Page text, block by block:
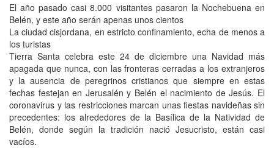
El año pasado casi 8.000 visitantes pasaron la Nochebuena en
Belén, y este año serán apenas unos cientos
La ciudad cisjordana, en estricto confinamiento, echa de menos a
los turistas
Tierra Santa celebra este 24 de diciembre una Navidad más
apagada que nunca, con las fronteras cerradas a los extranjeros
y la ausencia de peregrinos cristianos que siempre en estas
fechas festejan en Jerusalén y Belén el nacimiento de Jesús. El
coronavirus y las restricciones marcan unas fiestas navideñas sin
precedentes: los alrededores de la Basílica de la Natividad de
Belén, donde según la tradición nació Jesucristo, están casi
vacíos.